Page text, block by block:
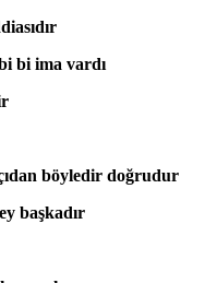
bi ima vardı
böyledir doğrudur
başkadır